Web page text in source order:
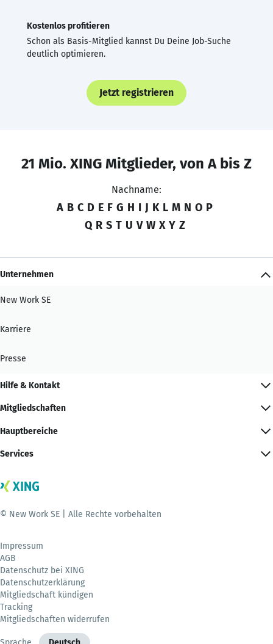
Kostenlos profitieren
Schon als Basis-Mitglied kannst Du Deine Job-Suche
deutlich optimieren.
Jetzt registrieren
21 Mio. XING Mitglieder, von A bis Z
Nachname:
A B C D E F G H I J K L M N O P
Q R S T U V W X Y Z
Unternehmen
New Work SE
Karriere
Presse
Hilfe & Kontakt
Mitgliedschaften
Hauptbereiche
Services
© New Work SE | Alle Rechte vorbehalten
Impressum
AGB
Datenschutz bei XING
Datenschutzerklärung
Mitgliedschaft kündigen
Tracking
Mitgliedschaften widerrufen